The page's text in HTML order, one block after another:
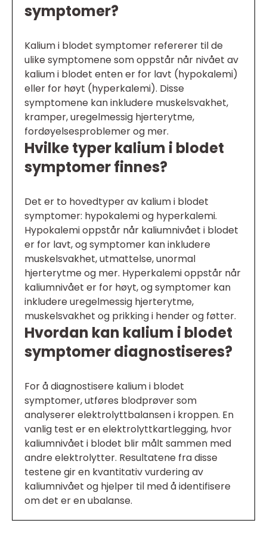
symptomer?
Kalium i blodet symptomer refererer til de
ulike symptomene som oppstår når nivået av
kalium i blodet enten er for lavt (hypokalemi)
eller for høyt (hyperkalemi). Disse
symptomene kan inkludere muskelsvakhet,
kramper, uregelmessig hjerterytme,
fordøyelsesproblemer og mer.
Hvilke typer kalium i blodet
symptomer finnes?
Det er to hovedtyper av kalium i blodet
symptomer: hypokalemi og hyperkalemi.
Hypokalemi oppstår når kaliumnivået i blodet
er for lavt, og symptomer kan inkludere
muskelsvakhet, utmattelse, unormal
hjerterytme og mer. Hyperkalemi oppstår når
kaliumnivået er for høyt, og symptomer kan
inkludere uregelmessig hjerterytme,
muskelsvakhet og prikking i hender og føtter.
Hvordan kan kalium i blodet
symptomer diagnostiseres?
For å diagnostisere kalium i blodet
symptomer, utføres blodprøver som
analyserer elektrolyttbalansen i kroppen. En
vanlig test er en elektrolyttkartlegging, hvor
kaliumnivået i blodet blir målt sammen med
andre elektrolytter. Resultatene fra disse
testene gir en kvantitativ vurdering av
kaliumnivået og hjelper til med å identifisere
om det er en ubalanse.